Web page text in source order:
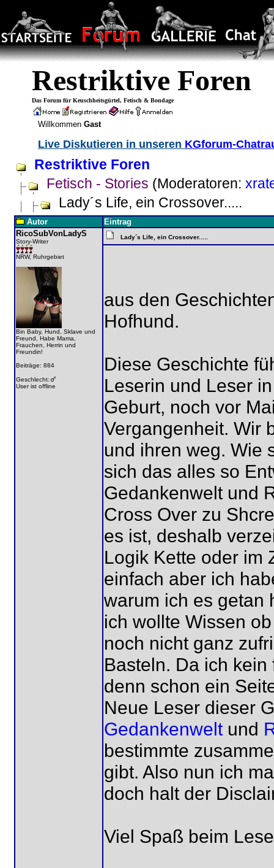
Restriktive Foren
Das Forum für Keuschheitsgürtel, Fetisch & Bondage
Willkommen Gast
Live Diskutieren in unseren KGforum-
Restriktive Foren
Fetisch - Stories (Moderatoren:
Lady´s Life, ein Crossover.....
Autor
Eintrag
RicoSubVonLadyS
Story-Writer
NRW, Ruhrgebiet
Bin Baby, Hund, Sklave und
Freund, Habe Mama,
Frauchen, Herrin und
Freundin!
Beiträge: 884
Geschlecht:
User ist offline
Lady´s Life, ein Crossover.....
aus den
Hofhund.
Diese Geschichte
Leserin und Leser
Geburt, noch vor
Vergangenheit. Wir
und ihren weg. Wie
sich das alles so
Gedankenwelt und
Cross Over zu
es ist, deshalb
Logik Kette oder im
einfach aber ich
warum ich es getan
ich wollte Wissen
noch nicht ganz
Basteln. Da ich
denn schon ein
Neue Leser dieser
Gedankenweltund
bestimmte
gibt. Also nun ich
doch halt der
Viel Spaß beim